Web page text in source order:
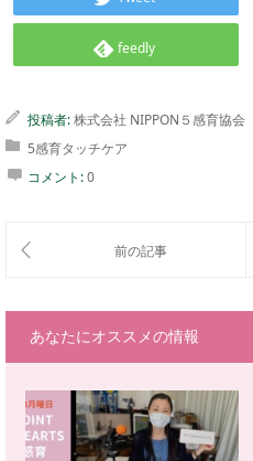
feedly
投稿者:株式会社 NIPPON５感育協会
5感育タッチケア
コメント:0
あなたにオススメの情報